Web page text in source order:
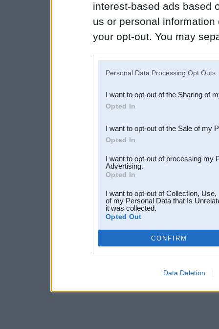
interest-based ads based
us or personal
your opt-out. You may
Downstream Participants
third parties.
Personal Data Processing Opt Outs
I want to opt-out of the Sharing of
Opted In
I want to opt-out of the Sale of my
Opted In
I want to opt-out of processing my
Advertising.
Opted In
I want to opt-out of Collection,
of my Personal Data that Is
it was collected.
Opted Out
CONFIRM
Data Deletion